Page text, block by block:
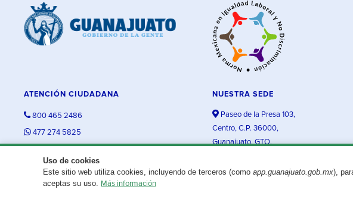
Uso de cookies
Este sitio web utiliza cookies, incluyendo de terceros (como app.guanajuato.gob.mx),
aceptas su uso. Más información
ATENCIÓN CIUDADANA
800 465 2486
477 274 5825
NUESTRA SEDE
Paseo de la Presa 103,
Centro, C.P. 36000,
Guanajuato, GTO.
¿Existe algún problema con esta página?Repórtalo aquí. Aviso legal© 2025